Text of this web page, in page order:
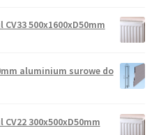
500x1600xD50mm
aluminium surowe do
300x500xD50mm